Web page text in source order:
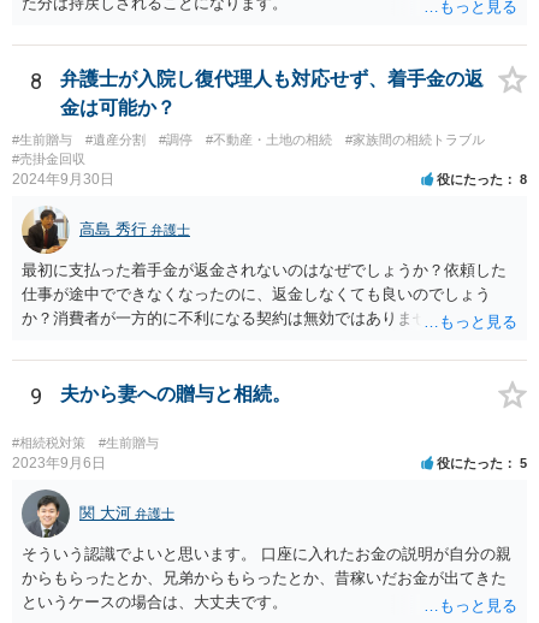
8
弁護士が入院し復代理人も対応せず、着手金の返
金は可能か？
#生前贈与 #遺産分割 #調停 #不動産・土地の相続
#家族間の相続トラブル
#売掛金回収
2024年9月30日 役にたった 8
高島 秀行 弁護士
最初に支払った着手金が返金されないのはなぜでしょうか？依頼した
仕事が途中でできなくなったのに、返金しなくても良いのでしょう
か？消費者が一方的に不利になる契約は無効ではありませんか？
務があると思います。 倒れた弁護士が所属する弁護士会に相談さ
れた方がよいと思います。 倒れた弁護士は脳梗塞で倒れたようで
すが、 判断能力があり、復代理を倒れた弁護士の判断で復代理を
選任したのか 即ち、復代理人の選任は有効なのかという問題もあ
ると思います。
9 夫から妻への贈与と相続。
#相続税対策 #生前贈与
2023年9月6日 役にたった 5
関 大河 弁護士
そういう認識でよいと思います。 口座に入れたお金の説明が自分の親
からもらったとか、兄弟からもらったとか、昔稼いだお金が出てきた
というケースの場合は、大丈夫です。